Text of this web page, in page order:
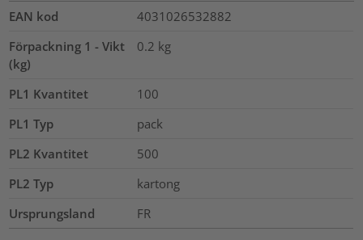
EAN kod
4031026532882
Förpackning 1 - Vikt
(kg)
0.2 kg
PL1 Kvantitet
100
PL1 Typ
pack
PL2 Kvantitet
500
PL2 Typ
kartong
Ursprungsland
FR